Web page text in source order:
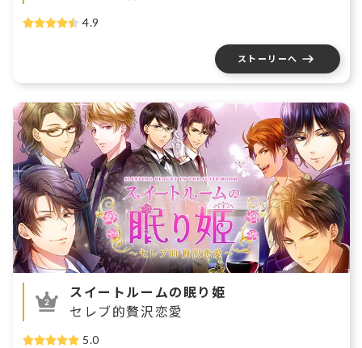
4.9
ストーリーへ
スイートルームの眠り姫
セレブ的贅沢恋愛
5.0